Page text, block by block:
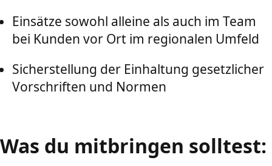
Einsätze sowohl alleine als auch im Team
bei Kunden vor Ort im regionalen Umfeld
Sicherstellung der Einhaltung gesetzlicher
Vorschriften und Normen
Was du mitbringen solltest: